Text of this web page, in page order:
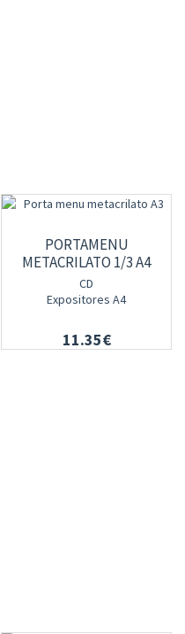
PORTAMENU
METACRILATO 1/3 A4
CD
Expositores A4
11.35€